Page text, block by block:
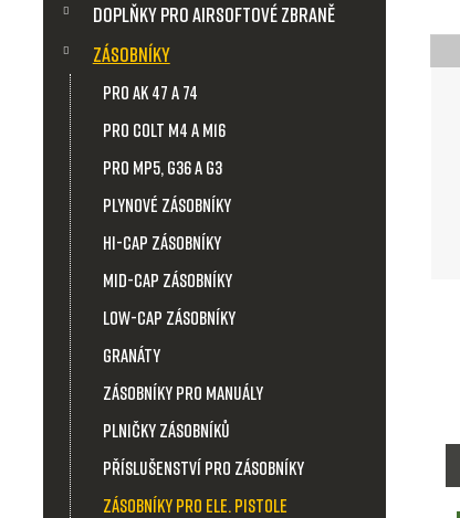
Doplňky pro airsoftové zbraně
Zásobníky
pro AK 47 a 74
pro Colt M4 a M16
pro MP5, G36 a G3
Plynové zásobníky
Hi-Cap zásobníky
Mid-Cap zásobníky
Low-Cap zásobníky
Granáty
Zásobníky pro manuály
Plničky zásobníků
Příslušenství pro zásobníky
Zásobníky pro ele. pistole
V
d